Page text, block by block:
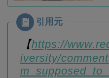
【https://
iversity/